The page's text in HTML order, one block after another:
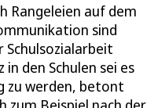
Rangeleien auf dem
sind
Schulsozialarbeit
den Schulen sei es
zu werden, betont